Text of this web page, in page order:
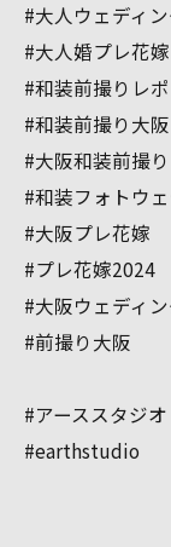
#大人ウェディ
#大人婚プレ花嫁
#和装前撮りレポ
#和装前撮り大阪
#大阪和装前撮り
#和装フォトウ
#大阪プレ花嫁
#プレ花嫁2024
#大阪ウェディ
#前撮り大阪
#アーススタジオ
#earthstudio